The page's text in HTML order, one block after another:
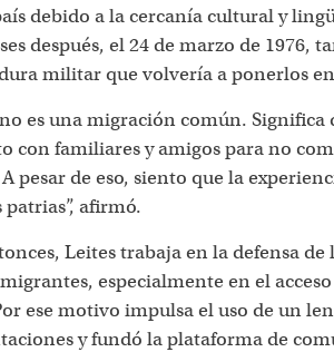
debido a la cercanía cultural y
después, el 24 de marzo de 1976,
militar que volvería a ponerlos
es una migración común. Significa
con familiares y amigos para no
pesar de eso, siento que la
afirmó.
Leites trabaja en la defensa de
especialmente en el
ese motivo impulsa el uso de un
y fundó la plataforma de